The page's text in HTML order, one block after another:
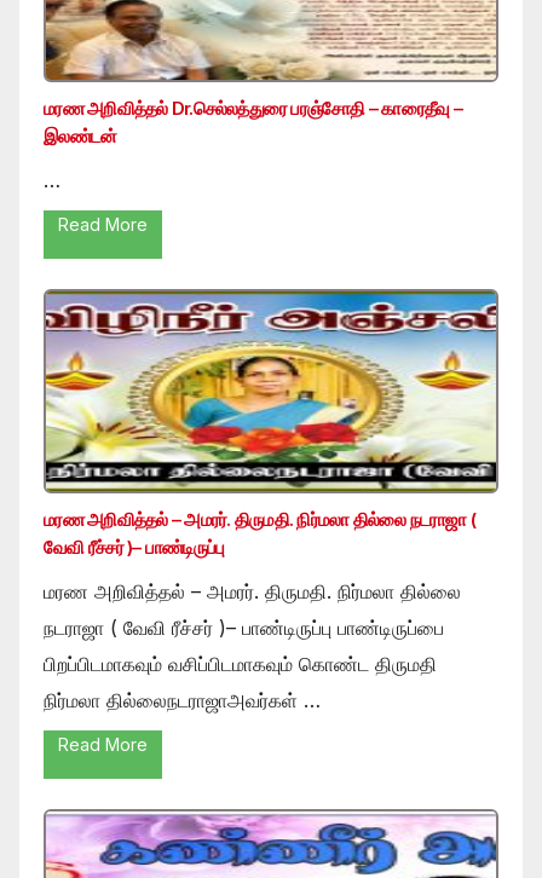
மரண அறிவித்தல் Dr.செல்லத்துரை பரஞ்சோதி – காரைதீவு –
இலண்டன்
…
Read More
மரண அறிவித்தல் – அமரர். திருமதி. நிர்மலா தில்லை நடராஜா (
வேவி ரீச்சர் )– பாண்டிருப்பு
மரண அறிவித்தல் – அமரர். திருமதி. நிர்மலா தில்லை
நடராஜா ( வேவி ரீச்சர் )– பாண்டிருப்பு பாண்டிருப்பை
பிறப்பிடமாகவும் வசிப்பிடமாகவும் கொண்ட திருமதி
நிர்மலா தில்லைநடராஜாஅவர்கள் …
Read More